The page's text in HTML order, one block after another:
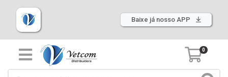
Baixe já nosso APP
0